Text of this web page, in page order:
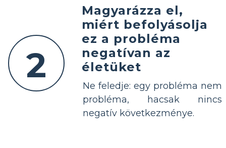
2
Magyarázza el,
miért befolyásolja
ez a probléma
negatívan az
életüket
Ne feledje: egy probléma nem
probléma, hacsak nincs
negatív következménye.